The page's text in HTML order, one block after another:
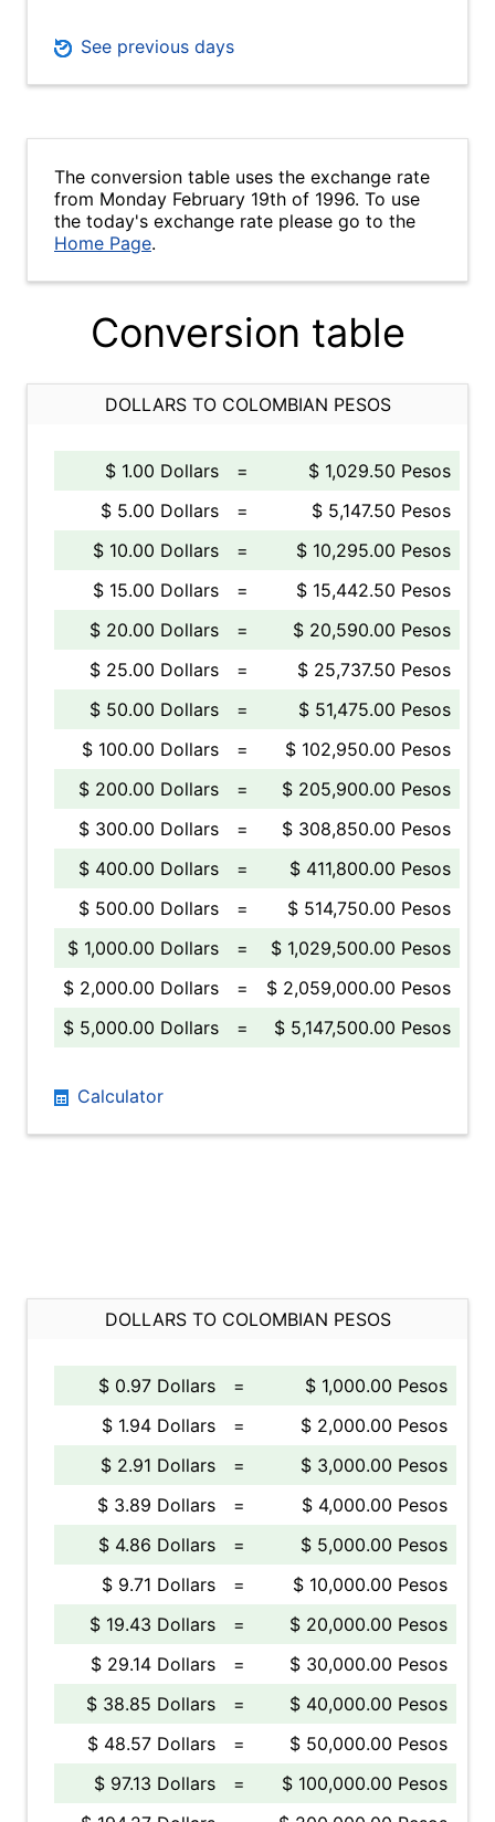
See previous days
The conversion table uses the exchange rate
from Monday February 19th of 1996. To use
the today's exchange rate please go to the
Home Page.
Conversion table
DOLLARS TO COLOMBIAN PESOS
$ 1.00 Dollars =
$ 1,029.50 Pesos
$ 5.00 Dollars
=
$ 5,147.50 Pesos
$ 10.00 Dollars
=
$ 10,295.00 Pesos
$ 15.00 Dollars
=
$ 15,442.50 Pesos
$ 20.00 Dollars
=
$ 20,590.00 Pesos
$ 25.00 Dollars
=
$ 25,737.50 Pesos
$ 50.00 Dollars
=
$ 51,475.00 Pesos
$ 100.00 Dollars
=
$ 102,950.00 Pesos
$ 200.00 Dollars
=
$ 205,900.00 Pesos
$ 300.00 Dollars
=
$ 308,850.00 Pesos
$ 400.00 Dollars
=
$ 411,800.00 Pesos
$ 500.00 Dollars
=
$ 514,750.00 Pesos
$ 1,000.00 Dollars
=
$ 1,029,500.00 Pesos
$ 2,000.00 Dollars
=
$ 2,059,000.00 Pesos
$ 5,000.00 Dollars
= $ 5,147,500.00 Pesos
Calculator
DOLLARS TO COLOMBIAN PESOS
$ 0.97 Dollars =
$ 1,000.00 Pesos
$ 1.94 Dollars
=
$ 2,000.00 Pesos
$ 2.91 Dollars
=
$ 3,000.00 Pesos
$ 3.89 Dollars
=
$ 4,000.00 Pesos
$ 4.86 Dollars
=
$ 5,000.00 Pesos
$ 9.71 Dollars
=
$ 10,000.00 Pesos
$ 19.43 Dollars
=
$ 20,000.00 Pesos
$ 29.14 Dollars
=
$ 30,000.00 Pesos
$ 38.85 Dollars
=
$ 40,000.00 Pesos
$ 48.57 Dollars
=
$ 50,000.00 Pesos
$ 97.13 Dollars
=
$ 100,000.00 Pesos